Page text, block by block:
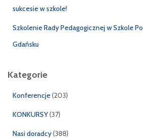
sukcesie w szkole!
Szkolenie Rady Pedagogicznej w Szkole
Gdańsku
Kategorie
Konferencje(203)
KONKURSY(37)
Nasi doradcy(388)